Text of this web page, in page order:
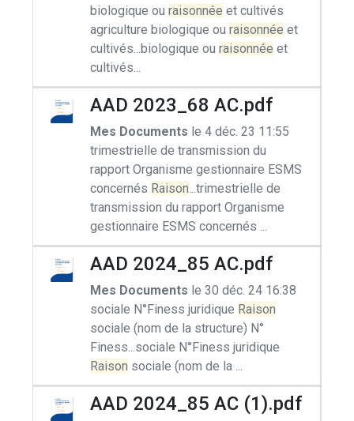
biologique ou raisonnée et cultivés
agriculture biologique ou raisonnée et
cultivés...biologique ou raisonnée et
cultivés...
AAD 2023_68 AC.pdf
Mes Documents le 4 déc. 23 11:55
trimestrielle de transmission du
rapport Organisme gestionnaire ESMS
concernés Raison...trimestrielle de
transmission du rapport Organisme
gestionnaire ESMS concernés ...
AAD 2024_85 AC.pdf
Mes Documents le 30 déc. 24 16:38
sociale N°Finess juridique Raison
sociale (nom de la structure) N°
Finess...sociale N°Finess juridique
Raison sociale (nom de la ...
AAD 2024_85 AC (1).pdf